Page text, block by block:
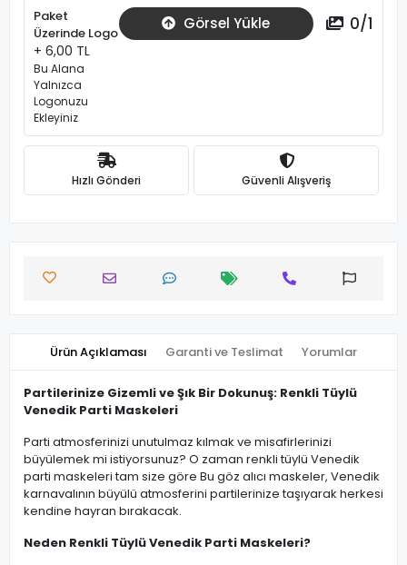
Paket
Üzerinde Logo
+ 6,00 TL
Bu Alana
Yalnızca
Logonuzu
Ekleyiniz
Görsel Yükle 0/1
Hızlı Gönderi Güvenli Alışveriş
Ürün Açıklaması Garanti ve Teslimat Yorumlar
Partilerinize Gizemli ve Şık Bir Dokunuş: Renkli Tüylü
Venedik Parti Maskeleri
Parti atmosferinizi unutulmaz kılmak ve misafirlerinizi
büyülemek mi istiyorsunuz? O zaman renkli tüylü Venedik
parti maskeleri tam size göre Bu göz alıcı maskeler, Venedik
karnavalının büyülü atmosferini partilerinize taşıyarak herkesi
kendine hayran bırakacak.
Neden Renkli Tüylü Venedik Parti Maskeleri?